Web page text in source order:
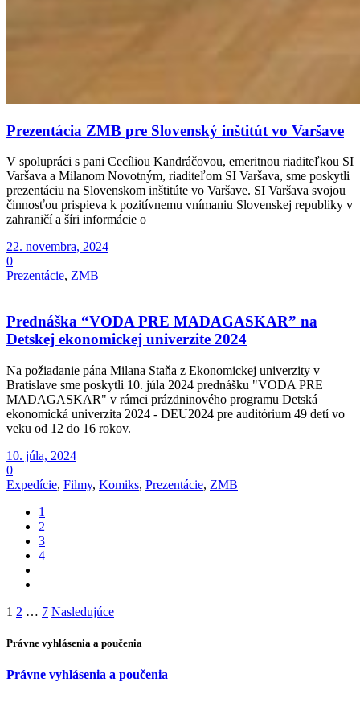
Prezentácia ZMB pre Slovenský inštitút vo Varšave
V spolupráci s pani Cecíliou Kandráčovou, emeritnou riaditeľkou SI
Varšava a Milanom Novotným, riaditeľom SI Varšava, sme poskytli
prezentáciu na Slovenskom inštitúte vo Varšave. SI Varšava svojou
činnosťou prispieva ​​​​​​​k pozitívnemu vnímaniu Slovenskej republiky v
zahraničí a šíri informácie o
22. novembra, 2024
0
Prezentácie, ZMB
Prednáška “VODA PRE MADAGASKAR” na
Detskej ekonomickej univerzite 2024
Na požiadanie pána Milana Staňa z Ekonomickej univerzity v
Bratislave sme poskytli 10. júla 2024 prednášku "VODA PRE
MADAGASKAR" v rámci prázdninového programu Detská
ekonomická univerzita 2024 - DEU2024 pre auditórium 49 detí vo
veku od 12 do 16 rokov.
10. júla, 2024
0
Expedície, Filmy, Komiks, Prezentácie, ZMB
1
2
3
4
Navigácia
v
1 2 … 7 Nasledujúce
Právne vyhlásenia a poučenia
Právne vyhlásenia a poučenia